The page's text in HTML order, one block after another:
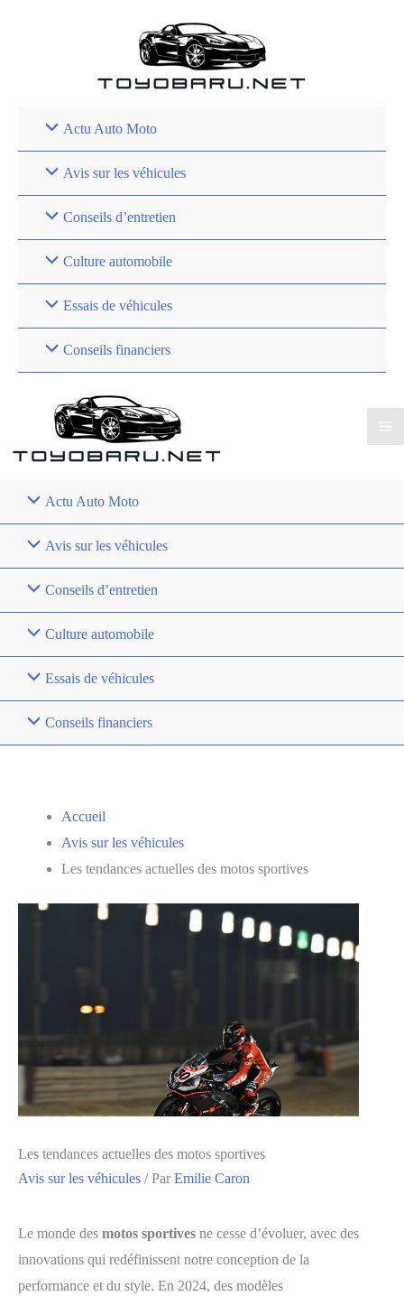
Actu Auto Moto
Avis sur les véhicules
Conseils d’entretien
Culture automobile
Essais de véhicules
Conseils financiers
Actu Auto Moto
Avis sur les véhicules
Conseils d’entretien
Culture automobile
Essais de véhicules
Conseils financiers
Accueil
Avis sur les véhicules
Les tendances actuelles des motos sportives
Les tendances actuelles des motos sportives
Avis sur les véhicules / Par Emilie Caron
Le monde des motos sportives ne cesse d’évoluer, avec des
innovations qui redéfinissent notre conception de la
performance et du style. En 2024, des modèles